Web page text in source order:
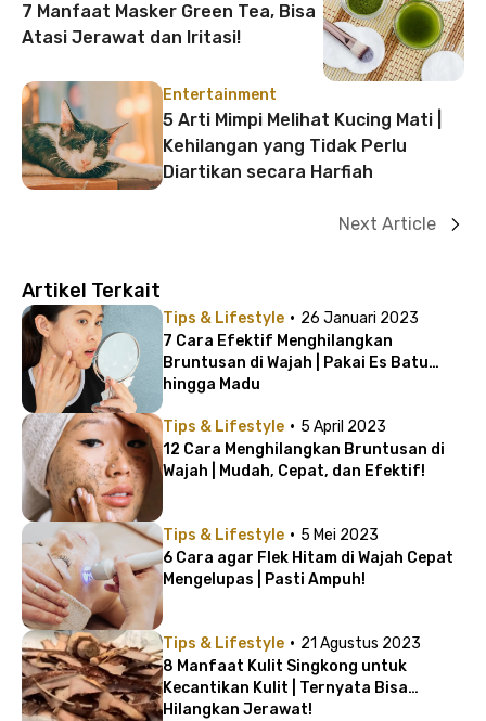
7 Manfaat Masker Green Tea, Bisa
Atasi Jerawat dan Iritasi!
Entertainment
5 Arti Mimpi Melihat Kucing Mati |
Kehilangan yang Tidak Perlu
Diartikan secara Harfiah
Next Article
Artikel Terkait
Tips & Lifestyle · 26 Januari 2023
7 Cara Efektif Menghilangkan
Bruntusan di Wajah | Pakai Es Batu
hingga Madu
Tips & Lifestyle · 5 April 2023
12 Cara Menghilangkan Bruntusan di
Wajah | Mudah, Cepat, dan Efektif!
Tips & Lifestyle · 5 Mei 2023
6 Cara agar Flek Hitam di Wajah Cepat
Mengelupas | Pasti Ampuh!
Tips & Lifestyle · 21 Agustus 2023
8 Manfaat Kulit Singkong untuk
Kecantikan Kulit | Ternyata Bisa
Hilangkan Jerawat!